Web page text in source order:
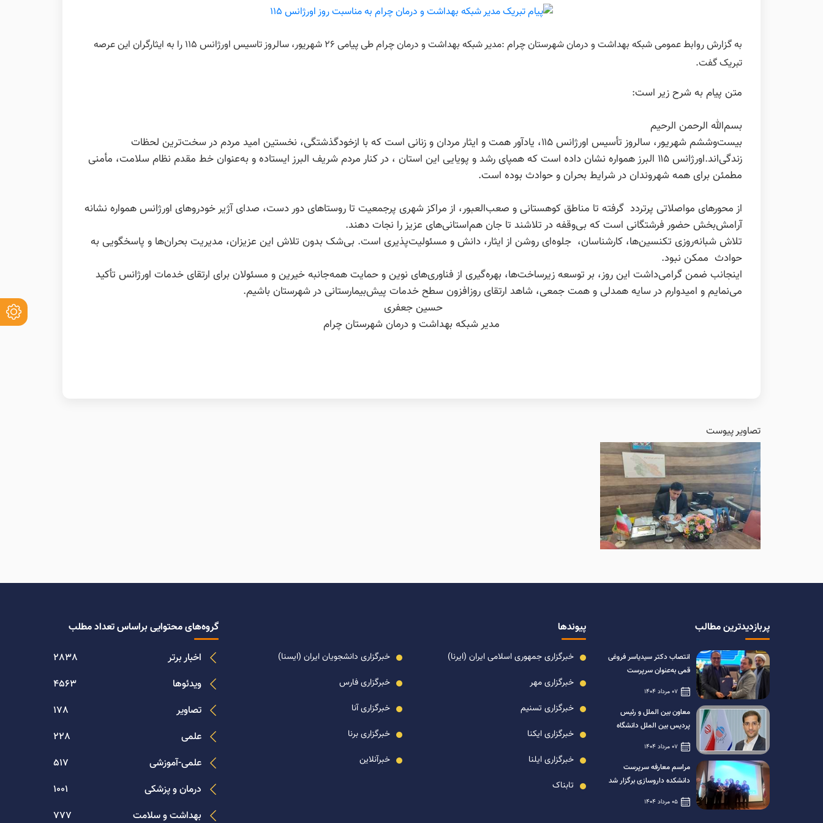
به گزارش روابط عمومی شبکه بهداشت و درمان شهرستان چرام :مدیر شبکه بهداشت و درمان چرام طی پیامی 26 شهریور، سالروز تاسیس اورژانس 115 را به ایثارگران این عرصه
تبریک گفت.
متن پیام به شرح زیر است:
بسم‌الله الرحمن الرحیم
بیست‌وششم شهریور، سالروز تأسیس اورژانس ۱۱۵، یادآور همت و ایثار مردان و زنانی است که با ازخودگذشتگی، نخستین امید مردم در سخت‌ترین لحظات
زندگی‌اند.
اورژانس ۱۱۵ البرز همواره نشان داده است که همپای رشد و پویایی این استان ، در کنار مردم شریف البرز ایستاده و به‌عنوان خط مقدم نظام سلامت، مأمنی
مطمئن برای همه شهروندان در شرایط بحران و حوادث بوده است.
از محورهای مواصلاتی پرتردد گرفته تا مناطق کوهستانی و صعب‌العبور، از مراکز شهری پرجمعیت تا روستاهای دور دست، صدای آژیر خودروهای اورژانس همواره نشانه
آرامش‌بخش حضور فرشتگانی است که بی‌وقفه در تلاشند تا جان هم‌استانی‌های عزیز را نجات دهند.
تلاش شبانه‌روزی تکنسین‌ها، کارشناسان، جلوه‌ای روشن از ایثار، دانش و مسئولیت‌پذیری است. بی‌شک بدون تلاش این عزیزان، مدیریت بحران‌ها و پاسخگویی به
حوادث ممکن نبود.
اینجانب ضمن گرامی‌داشت این روز، بر توسعه زیرساخت‌ها، بهره‌گیری از فناوری‌های نوین و حمایت همه‌جانبه خیرین و مسئولان برای ارتقای خدمات اورژانس تأکید
می‌نمایم و امیدوارم در سایه همدلی و همت جمعی، شاهد ارتقای روزافزون سطح خدمات پیش‌بیمارستانی در شهرستان باشیم.
حسین جعفری
مدیر شبکه بهداشت و درمان شهرستان چرام
تصاویر پیوست
پربازدیدترین مطالب
انتصاب دکتر سیدیاسر فروغی
قمی به‌عنوان سرپرست
معاونت درمان دانشگاه علوم
پزشکی ایران
07 مرداد 1404
معاون بین الملل و رئیس
پردیس بین الملل دانشگاه
علوم پزشکی ایران منصوب شد
07 مرداد 1404
مراسم معارفه سرپرست
دانشکده داروسازی برگزار شد
05 مرداد 1404
پیوندها
خبرگزاری جمهوری اسلامی ایران (ایرنا)
خبرگزاری دانشجویان ایران (ایسنا)
خبرگزاری مهر
خبرگزاری فارس
خبرگزاری تسنیم
خبرگزاری آنا
خبرگزاری ایکنا
خبرگزاری برنا
خبرگزاری ایلنا
خبرآنلاین
تابناک
گروه‌های محتوایی براساس تعداد مطلب
اخبار برتر
2838
ویدئوها
4563
تصاویر
178
علمی
228
علمی-آموزشی
517
درمان و پزشکی
1001
بهداشت و سلامت
777